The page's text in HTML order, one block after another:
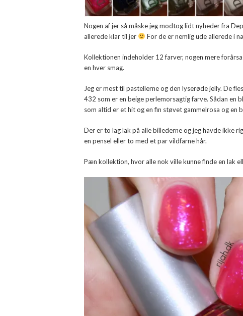
Nogen af jer så måske jeg modtog lidt nyheder fra
allerede klar til jer
For de er nemlig ude allerede i
Kollektionen indeholder 12 farver, nogen mere
en hver smag.
Jeg er mest til pastellerne og den lyserøde jelly. De
432 som er en beige perlemorsagtig farve. Sådan en
som altid er et hit og en fin støvet gammelrosa og
Der er to lag lak på alle billederne og jeg havde ikke
en pensel eller to med et par vildfarne hår.
Pæn kollektion, hvor alle nok ville kunne finde en lak